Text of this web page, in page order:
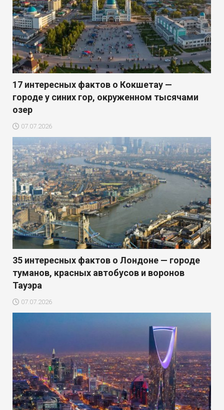
17 интересных фактов о Кокшетау —
городе у синих гор, окруженном тысячами
озер
07.07.2026
35 интересных фактов о Лондоне — городе
туманов, красных автобусов и воронов
Тауэра
07.07.2026